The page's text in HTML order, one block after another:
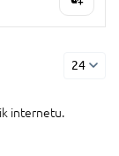
24
internetu.